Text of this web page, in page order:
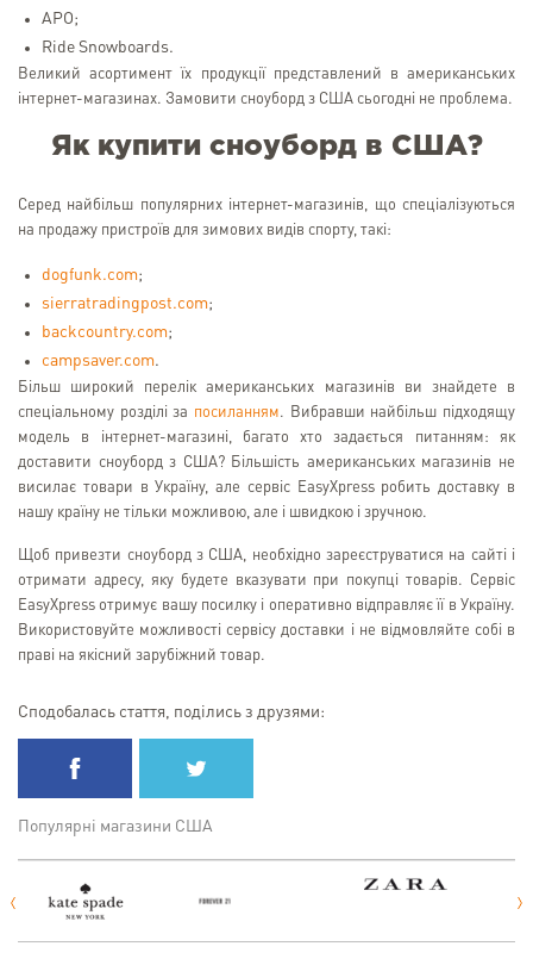
APO;
Ride Snowboards.
Великий асортимент їх продукції представлений в американських
інтернет-магазинах. Замовити сноуборд з США сьогодні не проблема.
Як купити сноуборд в США?
Серед найбільш популярних інтернет-магазинів, що спеціалізуються
на продажу пристроїв для зимових видів спорту, такі:
dogfunk.com;
sierratradingpost.com;
backcountry.com;
campsaver.com.
Більш широкий перелік американських магазинів ви знайдете в
спеціальному розділі за посиланням. Вибравши найбільш підходящу
модель в інтернет-магазині, багато хто задається питанням: як
доставити сноуборд з США? Більшість американських магазинів не
висилає товари в Україну, але сервіс EasyXpress робить доставку в
нашу країну не тільки можливою, але і швидкою і зручною.
Щоб привезти сноуборд з США, необхідно зареєструватися на сайті і
отримати адресу, яку будете вказувати при покупці товарів. Сервіс
EasyXpress отримує вашу посилку і оперативно відправляє її в Україну.
Використовуйте можливості сервісу доставки і не відмовляйте собі в
праві на якісний зарубіжний товар.
Сподобалась стаття, поділись з друзями:
Популярні магазини США